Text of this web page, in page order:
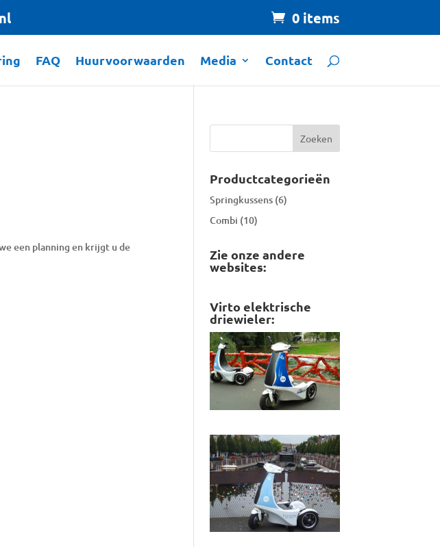
0 items
FAQ Huurvoorwaarden Media Contact
een planning en krijgt u de
Productcategorieën
Springkussens (6)
Combi (10)
Zie onze andere
websites:
Virto elektrische
driewieler: